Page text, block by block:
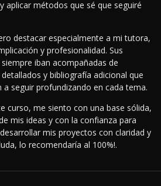
aplicar métodos que sé que seguiré
destacar especialmente a mi tutora,
y profesionalidad. Sus
iban acompañadas de
y bibliografía adicional que
a seguir profundizando en cada tema.
curso, me siento con una base sólida,
mis ideas y con la confianza para
mis proyectos con claridad y
lo recomendaría al 100%!.